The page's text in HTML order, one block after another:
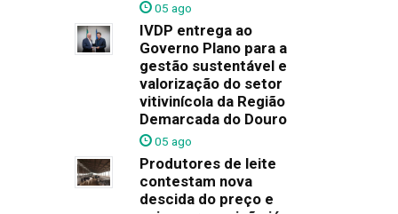
05 ago
IVDP entrega ao
Governo Plano para a
gestão sustentável e
valorização do setor
vitivinícola da Região
Demarcada do Douro
05 ago
Produtores de leite
contestam nova
descida do preço e